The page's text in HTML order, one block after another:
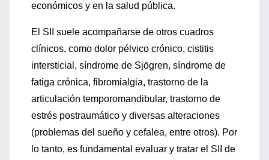
económicos y en la salud pública.
El SII suele acompañarse de otros cuadros
clínicos, como dolor pélvico crónico, cistitis
intersticial, síndrome de Sjögren, síndrome de
fatiga crónica, fibromialgia, trastorno de la
articulación temporomandibular, trastorno de
estrés postraumático y diversas alteraciones
(problemas del sueño y cefalea, entre otros). Por
lo tanto, es fundamental evaluar y tratar el SII de